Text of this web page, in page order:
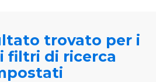
trovato per i
filtri di ricerca